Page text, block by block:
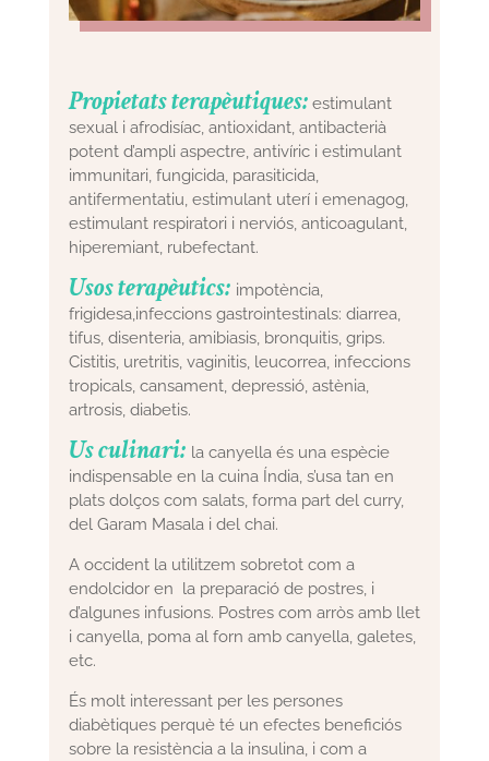
Propietats terapèutiques: estimulant
sexual i afrodisíac, antioxidant, antibacterià
potent d’ampli aspectre, antivíric i estimulant
immunitari, fungicida, parasiticida,
antifermentatiu, estimulant uterí i emenagog,
estimulant respiratori i nerviós, anticoagulant,
hiperemiant, rubefectant.
Usos terapèutics: impotència,
frigidesa,infeccions gastrointestinals: diarrea,
tifus, disenteria, amibiasis, bronquitis, grips.
Cistitis, uretritis, vaginitis, leucorrea, infeccions
tropicals, cansament, depressió, astènia,
artrosis, diabetis.
Us culinari: la canyella és una espècie
indispensable en la cuina Índia, s’usa tan en
plats dolços com salats, forma part del curry,
del Garam Masala i del chai.
A occident la utilitzem sobretot com a
endolcidor en la preparació de postres, i
d’algunes infusions. Postres com arròs amb llet
i canyella, poma al forn amb canyella, galetes,
etc.
És molt interessant per les persones
diabètiques perquè té un efectes beneficiós
sobre la resistència a la insulina, i com a